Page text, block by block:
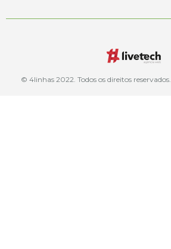
© 4linhas 2022. Todos os direitos reservados.